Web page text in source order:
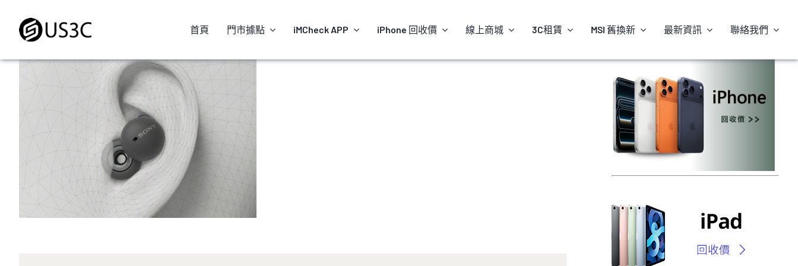
content
首頁 門市據點 iMCheck APP iPhone 回收價 線上商城 3C租賃 MSI 舊換新 最新資訊 聯絡我們